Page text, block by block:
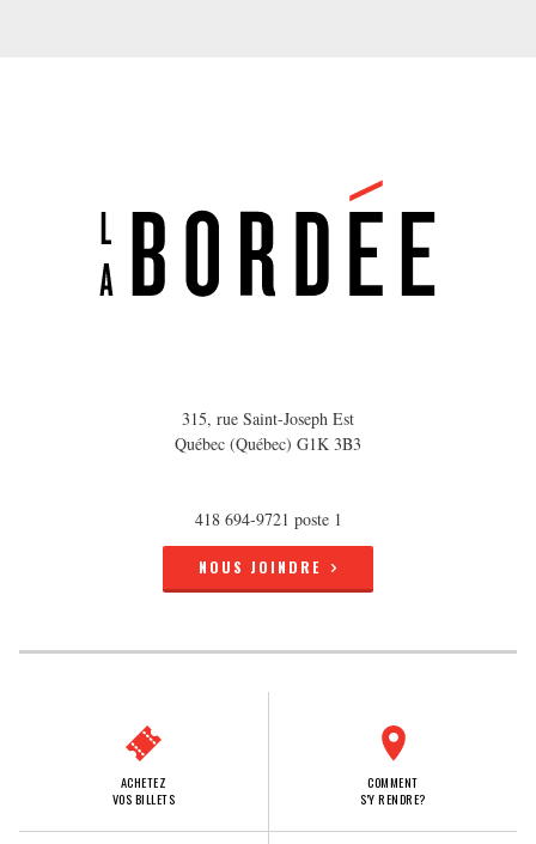
315, rue Saint-Joseph Est
Québec (Québec) G1K 3B3
418 694-9721 poste 1
NOUS JOINDRE
ACHETEZ
VOS BILLETS
COMMENT
S'Y RENDRE?